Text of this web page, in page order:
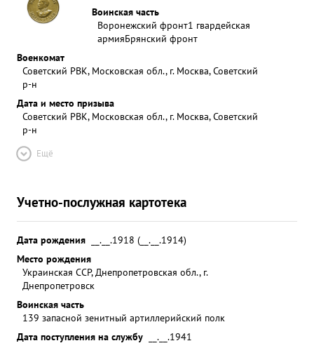
Воинская часть
Воронежский фронт1 гвардейская
армияБрянский фронт
Военкомат
Советский РВК, Московская обл., г. Москва, Советский
р-н
Дата и место призыва
Советский РВК, Московская обл., г. Москва, Советский
р-н
Ещё
Учетно-послужная картотека
Дата рождения
__.__.1918 (__.__.1914)
Место рождения
Украинская ССР, Днепропетровская обл., г.
Днепропетровск
Воинская часть
139 запасной зенитный артиллерийский полк
Дата поступления на службу
__.__.1941